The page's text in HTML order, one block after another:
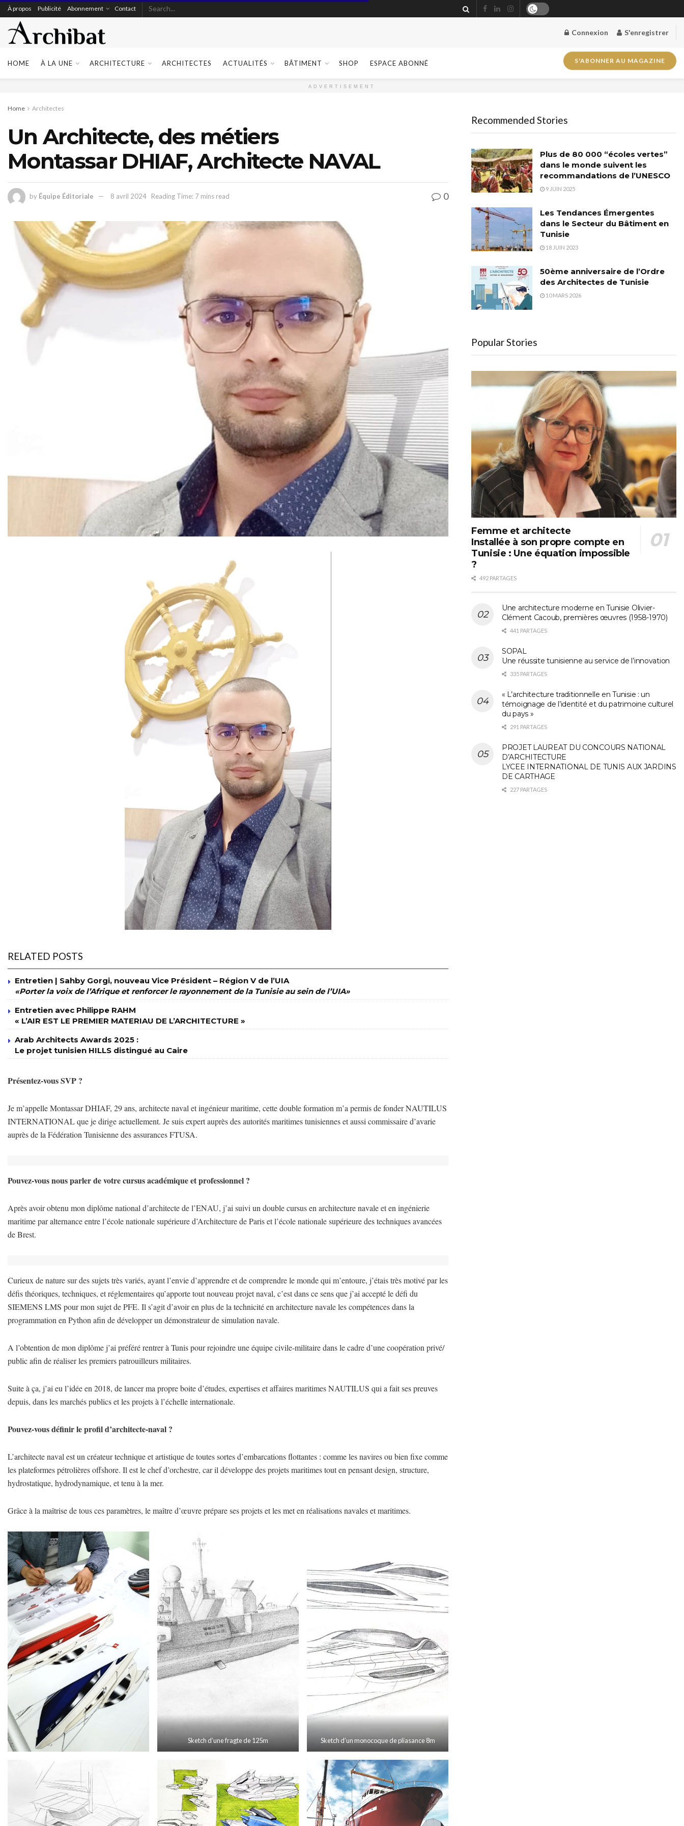
À propos Publicité Abonnement Contact
Connexion S'enregistrer
HOME À LA UNE ARCHITECTURE ARCHITECTES ACTUALITÉS BÂTIMENT SHOP ESPACE ABONNÉ S'ABONNER AU MAGAZINE
ADVERTISEMENT
Home Architectes
Un Architecte, des métiers
Montassar DHIAF, Architecte NAVAL
by Équipe Éditoriale 8 avril 2024 Reading Time: 7 mins read 0
RELATED POSTS
Entretien | Sahby Gorgi, nouveau Vice Président – Région V de l’UIA
«Porter la voix de l’Afrique et renforcer le rayonnement de la Tunisie au sein de l’UIA»
Entretien avec Philippe RAHM
« L’AIR EST LE PREMIER MATERIAU DE L’ARCHITECTURE »
Arab Architects Awards 2025 :
Le projet tunisien HILLS distingué au Caire
Présentez-vous SVP ?
Je m’appelle Montassar DHIAF, 29 ans, architecte naval et ingénieur maritime, cette double formation m’a permis de fonder NAUTILUS
INTERNATIONAL que je dirige actuellement. Je suis expert auprès des autorités maritimes tunisiennes et aussi commissaire d’avarie
auprès de la Fédération Tunisienne des assurances FTUSA.
Pouvez-vous nous parler de votre cursus académique et professionnel ?
Après avoir obtenu mon diplôme national d’architecte de l’ENAU, j’ai suivi un double cursus en architecture navale et en ingénierie
maritime par alternance entre l’école nationale supérieure d’Architecture de Paris et l’école nationale supérieure des techniques avancées
de Brest.
Curieux de nature sur des sujets très variés, ayant l’envie d’apprendre et de comprendre le monde qui m’entoure, j’étais très motivé par les
défis théoriques, techniques, et réglementaires qu’apporte tout nouveau projet naval, c’est dans ce sens que j’ai accepté le défi du
SIEMENS LMS pour mon sujet de PFE. Il s’agit d’avoir en plus de la technicité en architecture navale les compétences dans la
programmation en Python afin de développer un démonstrateur de simulation navale.
A l’obtention de mon diplôme j’ai préféré rentrer à Tunis pour rejoindre une équipe civile-militaire dans le cadre d’une coopération privé/
public afin de réaliser les premiers patrouilleurs militaires.
Suite à ça, j’ai eu l’idée en 2018, de lancer ma propre boite d’études, expertises et affaires maritimes NAUTILUS qui a fait ses preuves
depuis, dans les marchés publics et les projets à l’échelle internationale.
Pouvez-vous définir le profil d’architecte-naval ?
L’architecte naval est un créateur technique et artistique de toutes sortes d’embarcations flottantes : comme les navires ou bien fixe comme
les plateformes pétrolières offshore. Il est le chef d’orchestre, car il développe des projets maritimes tout en pensant design, structure,
hydrostatique, hydrodynamique, et tenu à la mer.
Grâce à la maîtrise de tous ces paramètres, le maître d’œuvre prépare ses projets et les met en réalisations navales et maritimes.
Sketch d’une fragte de 125m Sketch d’un monocoque de pliasance 8m
Recommended Stories
Plus de 80 000 “écoles vertes”
dans le monde suivent les
recommandations de l’UNESCO
9 JUIN 2025
Les Tendances Émergentes
dans le Secteur du Bâtiment en
Tunisie
18 JUIN 2023
50ème anniversaire de l’Ordre
des Architectes de Tunisie
10 MARS 2026
Popular Stories
Femme et architecte
Installée à son propre compte en
Tunisie : Une équation impossible
?
492 PARTAGES
Une architecture moderne en Tunisie Olivier-
Clément Cacoub, premières œuvres (1958-1970)
441 PARTAGES
SOPAL
Une réussite tunisienne au service de l’innovation
335 PARTAGES
« L’architecture traditionnelle en Tunisie : un
témoignage de l’identité et du patrimoine culturel
du pays »
291 PARTAGES
PROJET LAUREAT DU CONCOURS NATIONAL
D’ARCHITECTURE
LYCEE INTERNATIONAL DE TUNIS AUX JARDINS
DE CARTHAGE
227 PARTAGES